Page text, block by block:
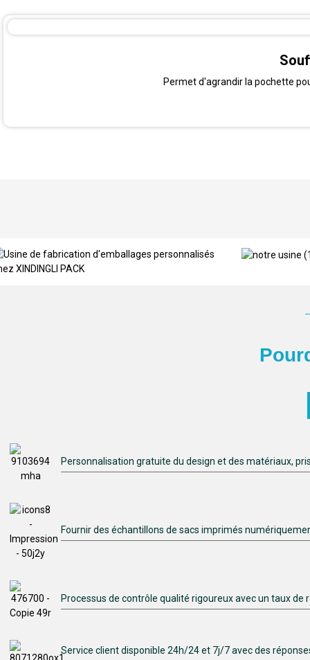
Permet d'agrandir la pochette
Personnalisation gratuite du design et des matériaux,
Fournir des échantillons de sacs imprimés
Processus de contrôle qualité rigoureux avec un taux de
Service client disponible 24h/24 et 7j/7 avec des